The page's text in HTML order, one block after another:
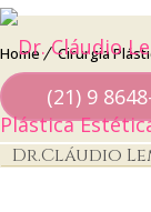
(21) 9
Dr.Cláudio
Home Cirurgia